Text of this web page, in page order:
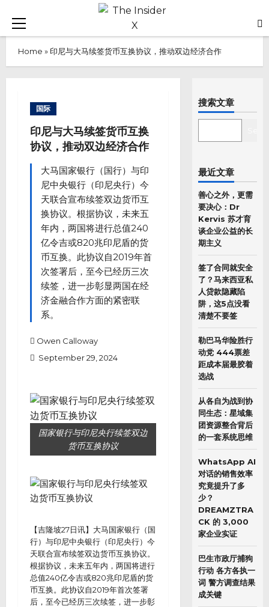
content
Primary
Home » 印尼与大马续签货币互换协议，推动双边经济合作
国际
印尼与大马续签货币互换
协议，推动双边经济合作
大马国家银行（国行）与印
尼中央银行（印尼央行）今
天联合宣布续签双边货币互
换协议。根据协议，未来五
年内，两国将进行总值240
亿令吉或820兆印尼盾的货
币互换。此协议自2019年首
次签署后，至今已经历三次
续签，进一步彰显两国在经
济金融合作方面的紧密联
系。
Owen Calloway
September 29, 2024
国家银行与印尼央行续签双边
货币互换协议
【吉隆坡27日讯】大马国家银行（国
行）与印尼中央银行（印尼央行）今
天联合宣布续签双边货币互换协议。
根据协议，未来五年内，两国将进行
总值240亿令吉或820兆印尼盾的货
币互换。此协议自2019年首次签署
后，至今已经历三次续签，进一步彰
搜索文章
最近文章
善心之外，更需
要决心：Dr
Kervis 苏才育
谈企业公益的长
期主义
签了合同就安全
了？马来西亚私
人贷款隐藏陷
阱，这5点没看
清楚不要签
勒巴马华险胜行
动党 444票差
距成本届最胶着
选战
从各自为战到协
同生态：星域集
团资源整合背后
的一套系统思维
WhatsApp AI
对话的销售效率
究竟提升了多
少？
DREAMZTRA
CK 的 3,000
家企业实证
巴生市政厅捕狗
行动 各方各执一
词 警方调查结果
成关键